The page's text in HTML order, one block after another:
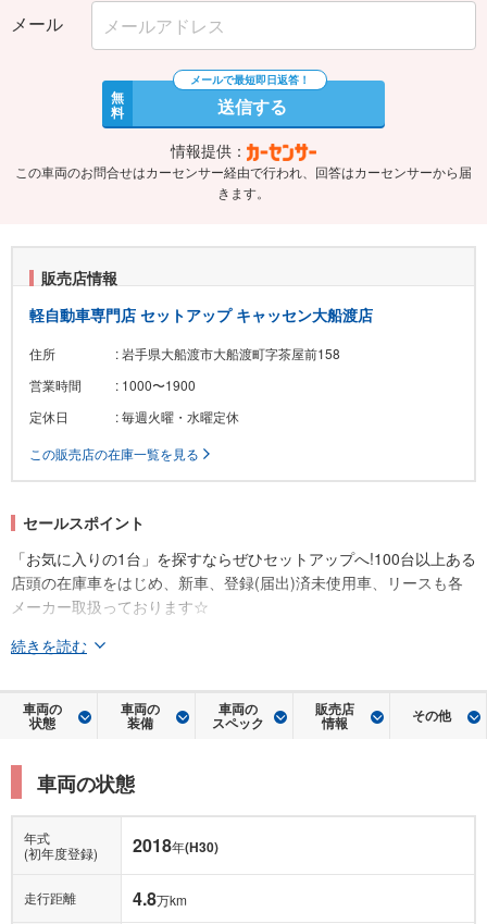
メール
無
料 送信する
情報提供：
この車両のお問合せはカーセンサー経由で行われ、回答はカーセンサーから届
きます。
販売店情報
軽自動車専門店 セットアップ キャッセン大船渡店
住所
: 岩手県大船渡市大船渡町字茶屋前158
営業時間
: 1000〜1900
定休日
: 毎週火曜・水曜定休
この販売店の在庫一覧を見る
セールスポイント
「お気に入りの1台」を探すならぜひセットアップへ!100台以上ある
店頭の在庫車をはじめ、新車、登録(届出)済未使用車、リースも各
メーカー取扱っております☆
続きを読む
車両の
状態
車両の
装備
車両の
スペック
販売店
情報 その他
車両の状態
年式
(初年度登録)
2018年(H30)
走行距離 4.8万km